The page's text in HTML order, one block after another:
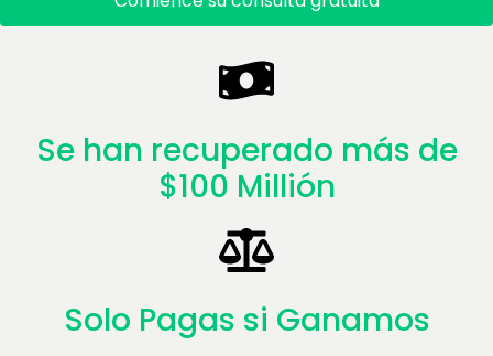
Se han recuperado más de
$100 Millión
Solo Pagas si Ganamos